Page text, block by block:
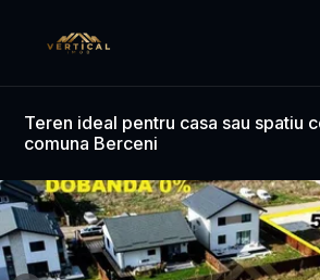
Teren ideal pentru casa sau spatiu
comuna Berceni